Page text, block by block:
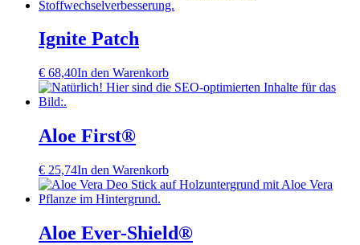
Ignite Patch
€ 68,40In den Warenkorb
Aloe First®
€ 25,74In den Warenkorb
Aloe Ever-Shield®